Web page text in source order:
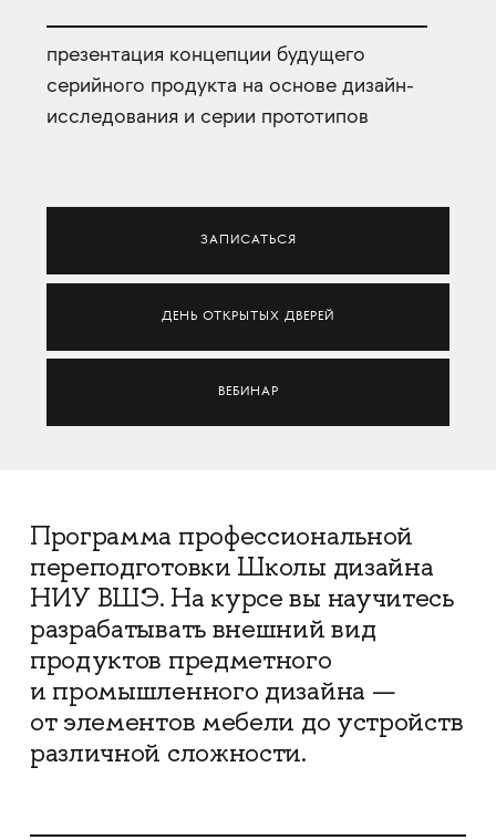
презентация концепции будущего
серийного продукта на основе дизайн-
исследования и серии прототипов
ЗАПИСАТЬСЯ
ДЕНЬ ОТКРЫТЫХ ДВЕРЕЙ
ВЕБИНАР
Программа профессиональной
переподготовки Школы дизайна
НИУ ВШЭ. На курсе вы научитесь
разрабатывать внешний вид
продуктов предметного
и промышленного дизайна —
от элементов мебели до устройств
различной сложности.